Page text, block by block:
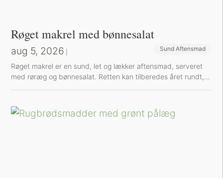
Røget makrel med bønnesalat
aug 5, 2026 Sund Aftensmad
Røget makrel er en sund, let og lækker aftensmad, serveret
med røræg og bønnesalat. Retten kan tilberedes året rundt,...